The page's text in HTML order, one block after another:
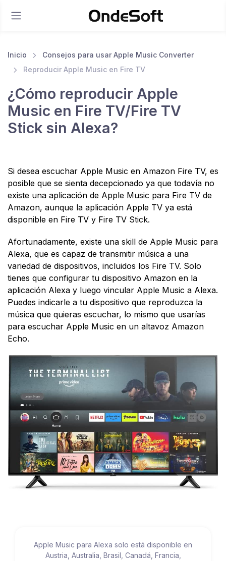
Inicio
Consejos para usar Apple Music Converter
Reproducir Apple Music en Fire TV
¿Cómo reproducir Apple
Music en Fire TV/Fire TV
Stick sin Alexa?
Si desea escuchar Apple Music en Amazon Fire TV, es
posible que se sienta decepcionado ya que todavía no
existe una aplicación de Apple Music para Fire TV de
Amazon, aunque la aplicación Apple TV ya está
disponible en Fire TV y Fire TV Stick.
Afortunadamente, existe una skill de Apple Music para
Alexa, que es capaz de transmitir música a una
variedad de dispositivos, incluidos los Fire TV. Solo
tienes que configurar tu dispositivo Amazon en la
aplicación Alexa y luego vincular Apple Music a Alexa.
Puedes indicarle a tu dispositivo que reproduzca la
música que quieras escuchar, lo mismo que usarías
para escuchar Apple Music en un altavoz Amazon
Echo.
Apple Music para Alexa solo está disponible en
Austria, Australia, Brasil, Canadá, Francia,